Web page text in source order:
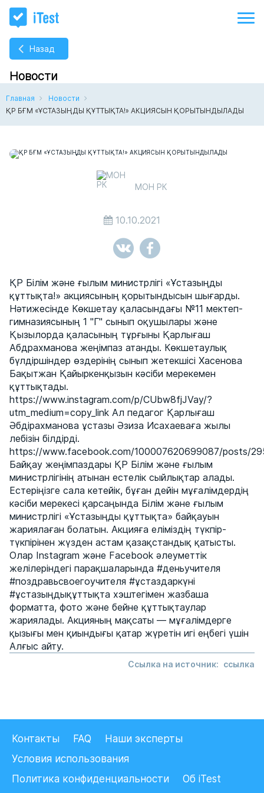
Назад
Новости
Главная
Новости
ҚР БҒМ «ҰСТАЗЫҢДЫ ҚҰТТЫҚТА!» АКЦИЯСЫН ҚОРЫТЫНДЫЛАДЫ
МОН РК
10.10.2021
ҚР Білім және ғылым министрлігі «Ұстазыңды
құттықта!» акциясының қорытындысын шығарды.
Нәтижесінде Көкшетау қаласындағы №11 мектеп-
гимназиясының 1 "Г" сынып оқушылары және
Қызылорда қаласының тұрғыны Қарлығаш
Абдрахманова жеңімпаз атанды. Көкшетаулық
бүлдіршіндер өздерінің сынып жетекшісі Хасенова
Бақытжан Қайыркенқызын кәсіби мерекемен
құттықтады.
https://www.instagram.com/p/CUbw8fjJVay/?
utm_medium=copy_link Ал педагог Қарлығаш
Әбдірахманова ұстазы Әзиза Исахаеваға жылы
лебізін білдірді.
https://www.facebook.com/100007620699087/posts/
Байқау жеңімпаздары ҚР Білім және ғылым
министрлігінің атынан естелік сыйлықтар алады.
Естеріңізге сала кетейік, бұған дейін мұғалімдердің
кәсіби мерекесі қарсаңында Білім және ғылым
министрлігі «Ұстазыңды құттықта» байқауын
жариялаған болатын. Акцияға еліміздің түкпір-
түкпірінен жүзден астам қазақстандық қатысты.
Олар Instagram және Facebook әлеуметтік
желілеріндегі парақшаларында #деньучителя
#поздравьсвоегоучителя #ұстаздаркүні
#ұстазыңдықұттықта хэштегімен жазбаша
форматта, фото және бейне құттықтаулар
жариялады. Акцияның мақсаты — мұғалімдерге
қызығы мен қиындығы қатар жүретін игі еңбегі үшін
Алғыс айту.
Ссылка на источник: cсылка
Контакты FAQ
Наши эксперты
Условия использования
Политика конфиденциальности
Об iTest